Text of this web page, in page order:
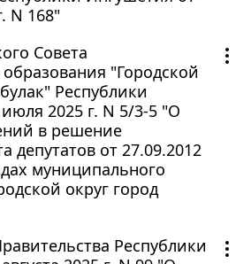
N 168"
Совета
"Городской
Республики
2025 г. N 5/3-5 "О
в решение
депутатов от 27.09.2012
муниципального
округ город
Республики